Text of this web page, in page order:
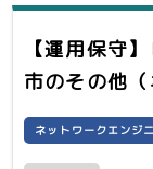
【運用保守
市のその他
ネットワークエンジ